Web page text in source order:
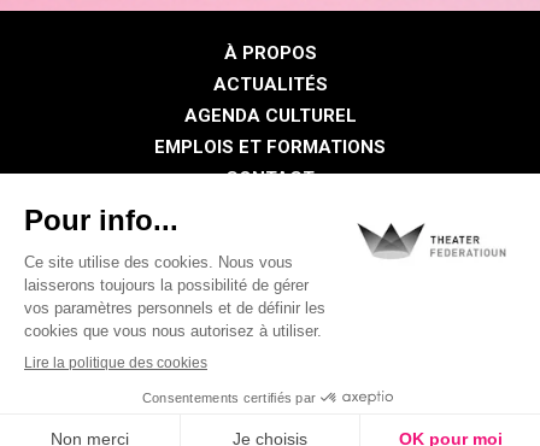
À PROPOS
ACTUALITÉS
AGENDA CULTUREL
EMPLOIS ET FORMATIONS
CONTACT
Politique de confidentialité
Politique des cookies
Visual identity by
Digitalised by